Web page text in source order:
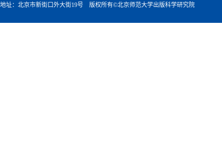
地址：北京市新街口外大街19号 版权所有©北京师范大学出版科学研究院